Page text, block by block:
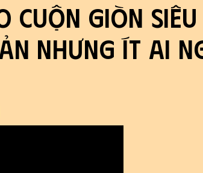
Cuộn Giòn
Nhưng Ít Ai